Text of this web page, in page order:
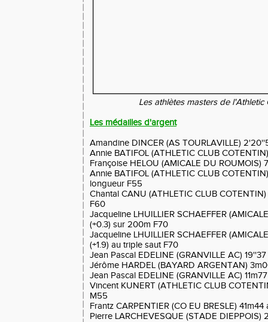
Les athlètes masters de l'Athletic
Les médailles d'argent
Amandine DINCER (AS TOURLAVILLE)
Annie BATIFOL (ATHLETIC CLUB
Françoise HELOU (AMICALE DU ROUMOIS)
Annie BATIFOL (ATHLETIC CLUB
longueur F55
Chantal CANU (ATHLETIC CLUB
F60
Jacqueline LHUILLIER SCHAEFFER
(+0.3) sur 200m F70
Jacqueline LHUILLIER SCHAEFFER
(+1.9) au triple saut F70
Jean Pascal EDELINE (GRANVILLE AC)
Jérôme HARDEL (BAYARD ARGENTAN)
Jean Pascal EDELINE (GRANVILLE AC)
Vincent KUNERT (ATHLETIC CLUB
M55
Frantz CARPENTIER (CO EU BRESLE)
Pierre LARCHEVESQUE (STADE DIEPPOIS)